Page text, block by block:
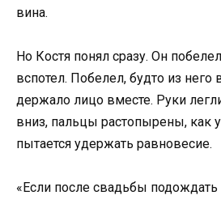
вина.
Но Костя понял сразу. Он
вспотел. Побелел, будто из него
держало лицо вместе. Руки
вниз, пальцы растопырены, как
пытается удержать равновесие.
«Если после свадьбы